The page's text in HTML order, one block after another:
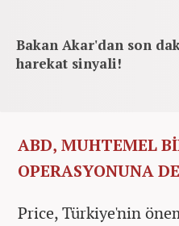
Bakan Akar'dan son
harekat sinyali!
ABD, MUHTEMEL
OPERASYONUNA
Price, Türkiye'nin